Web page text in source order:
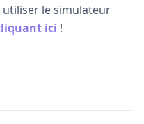
utiliser le simulateur
ici !